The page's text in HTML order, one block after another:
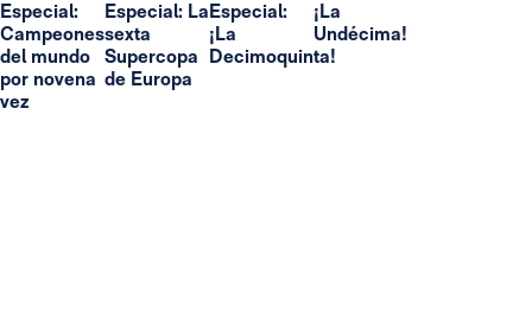
Especial:
Campeones
del mundo
por novena
vez
Especial: La
sexta
Supercopa
de Europa
Especial:
¡La
Decimoquinta!
¡La
Undécima!